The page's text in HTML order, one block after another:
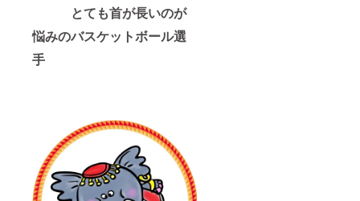
とても首が長いのが
悩みのバスケットボール選
手